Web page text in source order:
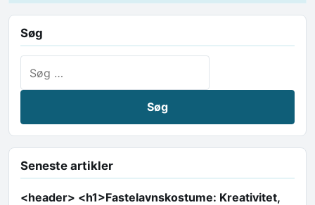
Søg
Seneste artikler
<header> <h1>Fastelavnskostume: Kreativitet,